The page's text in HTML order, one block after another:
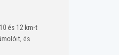
és 12 km-t
és